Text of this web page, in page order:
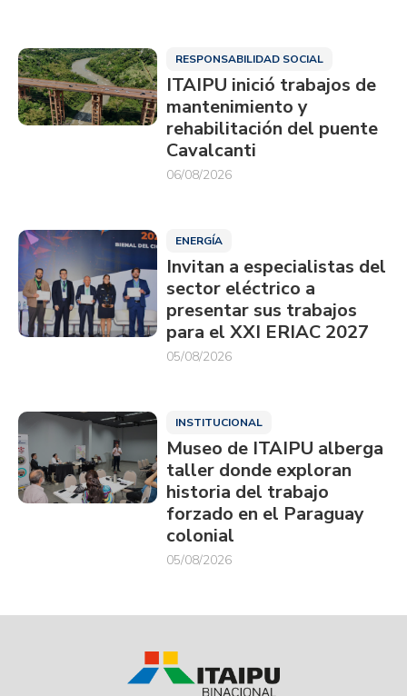
RESPONSABILIDAD SOCIAL
ITAIPU inició trabajos de
mantenimiento y
rehabilitación del puente
Cavalcanti
06/08/2026
ENERGÍA
Invitan a especialistas del
sector eléctrico a
presentar sus trabajos
para el XXI ERIAC 2027
05/08/2026
INSTITUCIONAL
Museo de ITAIPU alberga
taller donde exploran
historia del trabajo
forzado en el Paraguay
colonial
05/08/2026